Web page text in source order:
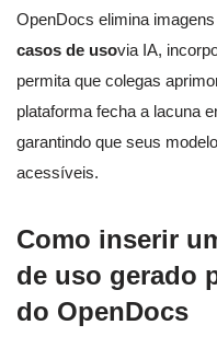
OpenDocs elimina
casos de usovia IA,
permita que colegas
plataforma fecha a lacuna
garantindo que seus
acessíveis.
Como inserir
de uso gerado
do OpenDocs